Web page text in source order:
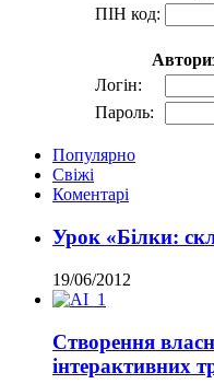
ПІН код:
Логін:
Пароль:
Популярно
Свіжі
Коментарі
Урок «Білки:
19/06/2012
Створення
інтерактивних